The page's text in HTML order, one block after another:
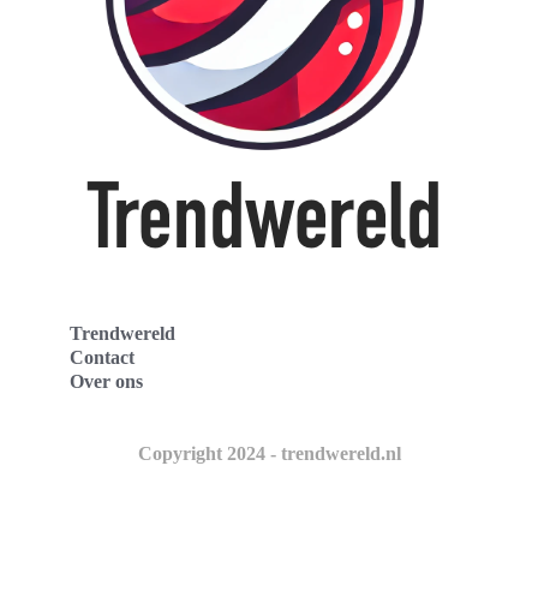
Trendwereld
Contact
Over ons
Copyright 2024 - trendwereld.nl